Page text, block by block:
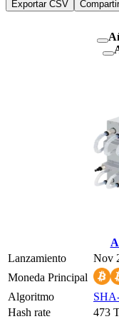
Exportar CSV Compartir
Lanzamiento
Nov
Moneda Principal
Algoritmo
Hash rate
473